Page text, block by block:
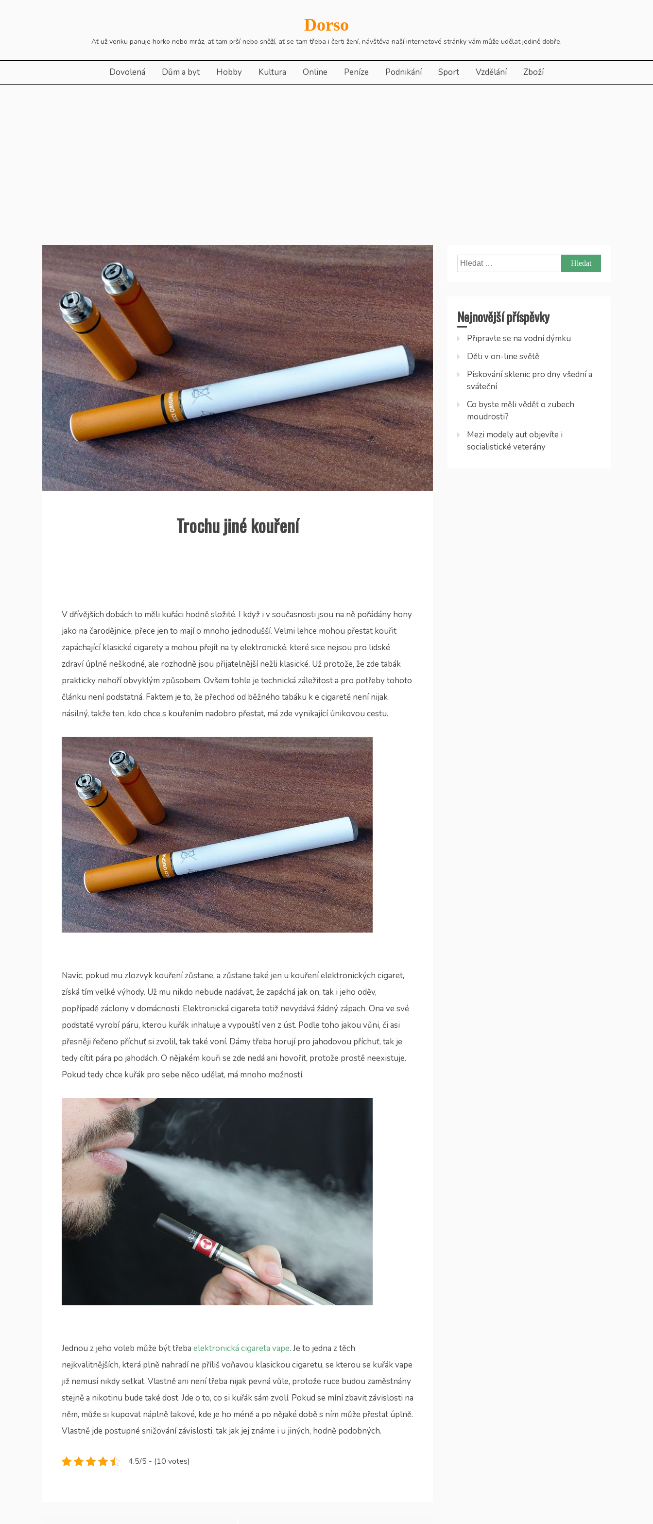
Dorso
Ať už venku panuje horko nebo mráz, ať tam prší nebo sněží, ať se tam třeba i čerti žení, návštěva naší internetové stránky vám může udělat jedině dobře.
Dovolená Dům a byt Hobby Kultura Online Peníze Podnikání Sport Vzdělání Zboží
Trochu jiné kouření
V dřívějších dobách to měli kuřáci hodně složité. I když i v současnosti jsou na ně pořádány hony
jako na čarodějnice, přece jen to mají o mnoho jednodušší. Velmi lehce mohou přestat kouřit
zapáchající klasické cigarety a mohou přejít na ty elektronické, které sice nejsou pro lidské
zdraví úplně neškodné, ale rozhodně jsou přijatelnější nežli klasické. Už protože, že zde tabák
prakticky nehoří obvyklým způsobem. Ovšem tohle je technická záležitost a pro potřeby tohoto
článku není podstatná. Faktem je to, že přechod od běžného tabáku k e cigaretě není nijak
násilný, takže ten, kdo chce s kouřením nadobro přestat, má zde vynikající únikovou cestu.
Navíc, pokud mu zlozvyk kouření zůstane, a zůstane také jen u kouření elektronických cigaret,
získá tím velké výhody. Už mu nikdo nebude nadávat, že zapáchá jak on, tak i jeho oděv,
popřípadě záclony v domácnosti. Elektronická cigareta totiž nevydává žádný zápach. Ona ve své
podstatě vyrobí páru, kterou kuřák inhaluje a vypouští ven z úst. Podle toho jakou vůni, či asi
přesněji řečeno příchuť si zvolil, tak také voní. Dámy třeba horují pro jahodovou příchuť, tak je
tedy cítit pára po jahodách. O nějakém kouři se zde nedá ani hovořit, protože prostě neexistuje.
Pokud tedy chce kuřák pro sebe něco udělat, má mnoho možností.
Jednou z jeho voleb může být třeba elektronická cigareta vape. Je to jedna z těch
nejkvalitnějších, která plně nahradí ne příliš voňavou klasickou cigaretu, se kterou se kuřák vape
již nemusí nikdy setkat. Vlastně ani není třeba nijak pevná vůle, protože ruce budou zaměstnány
stejně a nikotinu bude také dost. Jde o to, co si kuřák sám zvolí. Pokud se míní zbavit závislosti na
něm, může si kupovat náplně takové, kde je ho méně a po nějaké době s ním může přestat úplně.
Vlastně jde postupné snižování závislosti, tak jak jej známe i u jiných, hodně podobných.
4.5/5 - (10 votes)
Vyhledávání
Nejnovější příspěvky
Připravte se na vodní dýmku
Děti v on-line světě
Pískování sklenic pro dny všední a
sváteční
Co byste měli vědět o zubech
moudrosti?
Mezi modely aut objevíte i
socialistické veterány